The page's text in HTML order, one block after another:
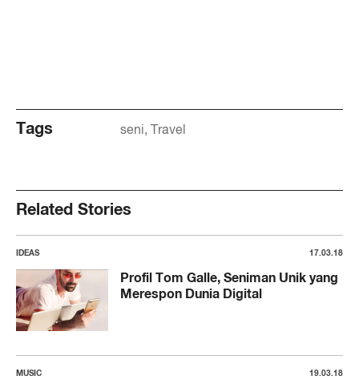
Tags seni Travel
Related Stories
IDEAS 17.03.18
Profil Tom Galle, Seniman Unik yang
Merespon Dunia Digital
MUSIC 19.03.18